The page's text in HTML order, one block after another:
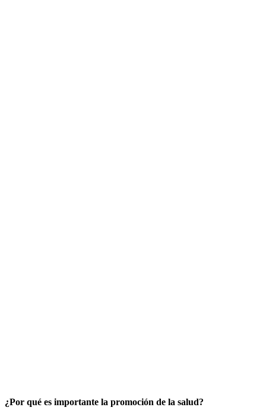
¿Por qué es importante la promoción de la salud?